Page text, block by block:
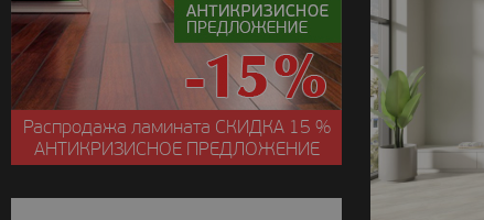
Распродажа ламината СКИДКА15 %
АНТИКРИЗИСНОЕ ПРЕДЛОЖЕНИЕ